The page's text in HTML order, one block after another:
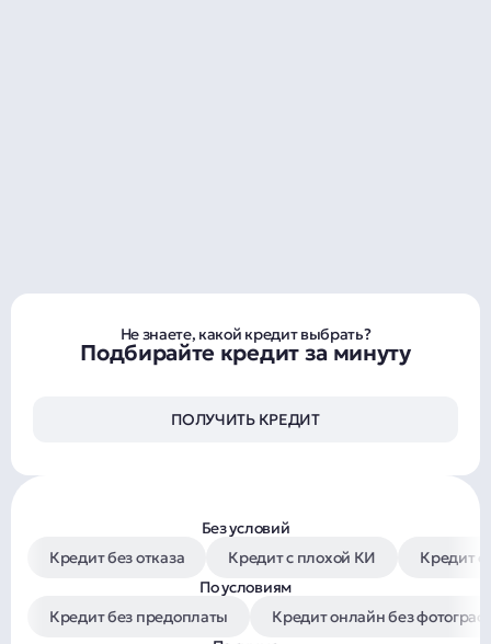
Не знаете, какой кредит выбрать?
Подбирайте кредит за минуту
ПОЛУЧИТЬ КРЕДИТ
Без условий
Кредит без отказа
Кредит с плохой КИ
Кредит с
По условиям
Кредит без предоплаты
Кредит онлайн без